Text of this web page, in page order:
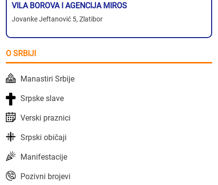
VILA BOROVA I AGENCIJA MIROS
Jovanke Jeftanović 5, Zlatibor
O SRBIJI
Manastiri Srbije
Srpske slave
Verski praznici
Srpski običaji
Manifestacije
Pozivni brojevi